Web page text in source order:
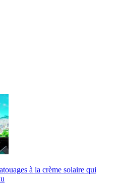
à la crème solaire qui